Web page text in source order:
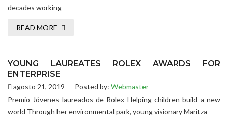
decades working
READ MORE
YOUNG LAUREATES ROLEX AWARDS FOR
ENTERPRISE
agosto 21, 2019 Posted by: Webmaster
Premio Jóvenes laureados de Rolex Helping children build a new
world Through her environmental park, young visionary Maritza